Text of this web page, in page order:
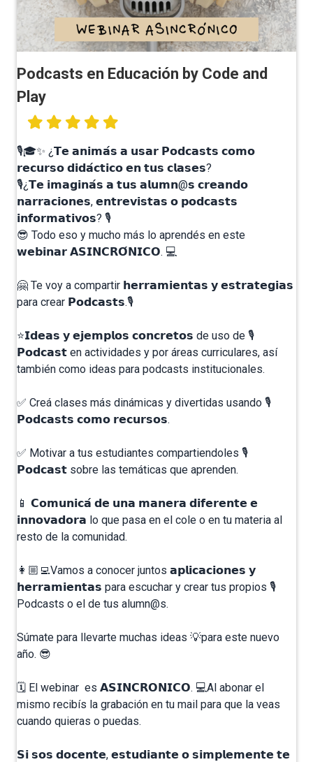
Podcasts en Educación by Code and
Play
🎙️🎓✨ ¿𝗧𝗲 𝗮𝗻𝗶𝗺𝗮́𝘀 𝗮 𝘂𝘀𝗮𝗿 𝗣𝗼𝗱𝗰𝗮𝘀𝘁𝘀 𝗰𝗼𝗺𝗼
𝗿𝗲𝗰𝘂𝗿𝘀𝗼 𝗱𝗶𝗱𝗮́𝗰𝘁𝗶𝗰𝗼 𝗲𝗻 𝘁𝘂𝘀 𝗰𝗹𝗮𝘀𝗲𝘀? ⁣
🎙️¿𝗧𝗲 𝗶𝗺𝗮𝗴𝗶𝗻𝗮́𝘀 𝗮 𝘁𝘂𝘀 𝗮𝗹𝘂𝗺𝗻@𝘀 𝗰𝗿𝗲𝗮𝗻𝗱𝗼
𝗻𝗮𝗿𝗿𝗮𝗰𝗶𝗼𝗻𝗲𝘀, 𝗲𝗻𝘁𝗿𝗲𝘃𝗶𝘀𝘁𝗮𝘀 𝗼 𝗽𝗼𝗱𝗰𝗮𝘀𝘁𝘀
𝗶𝗻𝗳𝗼𝗿𝗺𝗮𝘁𝗶𝘃𝗼𝘀? 🎙️⁣
😎 Todo eso y mucho más lo aprendés en este
𝘄𝗲𝗯𝗶𝗻𝗮𝗿 𝗔𝗦𝗜𝗡𝗖𝗥𝗢́𝗡𝗜𝗖𝗢. 💻⁣
⁣🤗 Te voy a compartir 𝗵𝗲𝗿𝗿𝗮𝗺𝗶𝗲𝗻𝘁𝗮𝘀 𝘆 𝗲𝘀𝘁𝗿𝗮𝘁𝗲𝗴𝗶𝗮𝘀
para crear 𝗣𝗼𝗱𝗰𝗮𝘀𝘁𝘀.🎙️⁣
⭐𝗜𝗱𝗲𝗮𝘀 𝘆 𝗲𝗷𝗲𝗺𝗽𝗹𝗼𝘀 𝗰𝗼𝗻𝗰𝗿𝗲𝘁𝗼𝘀 de uso de 🎙️
𝗣𝗼𝗱𝗰𝗮𝘀𝘁 en actividades y por áreas curriculares, así
también como ideas para podcasts institucionales. ⁣
✅ Creá clases más dinámicas y divertidas usando 🎙️
𝗣𝗼𝗱𝗰𝗮𝘀𝘁𝘀 𝗰𝗼𝗺𝗼 𝗿𝗲𝗰𝘂𝗿𝘀𝗼𝘀. ⁣
✅ Motivar a tus estudiantes compartiendoles 🎙️
𝗣𝗼𝗱𝗰𝗮𝘀𝘁 sobre las temáticas que aprenden. ⁣
📱 𝗖𝗼𝗺𝘂𝗻𝗶𝗰𝗮́ 𝗱𝗲 𝘂𝗻𝗮 𝗺𝗮𝗻𝗲𝗿𝗮 𝗱𝗶𝗳𝗲𝗿𝗲𝗻𝘁𝗲 𝗲
𝗶𝗻𝗻𝗼𝘃𝗮𝗱𝗼𝗿𝗮 lo que pasa en el cole o en tu materia al
resto de la comunidad. ⁣⁣
👩🏼‍💻Vamos a conocer juntos 𝗮𝗽𝗹𝗶𝗰𝗮𝗰𝗶𝗼𝗻𝗲𝘀 𝘆
𝗵𝗲𝗿𝗿𝗮𝗺𝗶𝗲𝗻𝘁𝗮𝘀 para escuchar y crear tus propios 🎙️
Podcasts o el de tus alumn@s. ⁣
Súmate para llevarte muchas ideas 💡para este nuevo
año.⁣⁣ 😎⁣
🗓️ El webinar es 𝗔𝗦𝗜𝗡𝗖𝗥𝗢𝗡𝗜𝗖𝗢. 💻Al abonar el
mismo recibís la grabación en tu mail para que la veas
cuando quieras o puedas. ⁣⁣
𝗦𝗶 𝘀𝗼𝘀 𝗱𝗼𝗰𝗲𝗻𝘁𝗲, 𝗲𝘀𝘁𝘂𝗱𝗶𝗮𝗻𝘁𝗲 𝗼 𝘀𝗶𝗺𝗽𝗹𝗲𝗺𝗲𝗻𝘁𝗲 𝘁𝗲